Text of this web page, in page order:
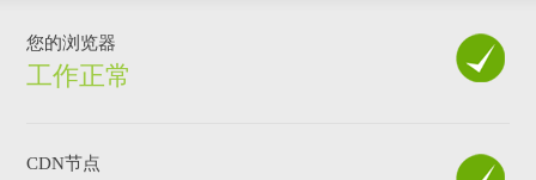
您的浏览器
工作正常
CDN节点